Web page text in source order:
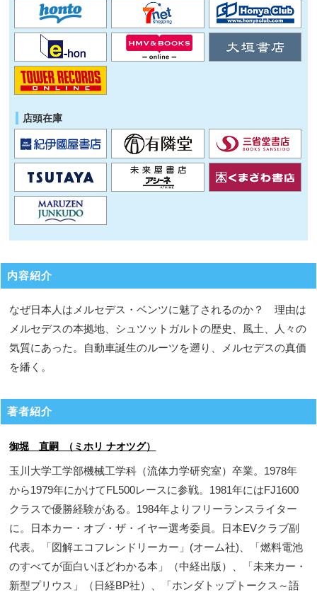
店頭在庫
内容紹介
なぜ日本人はメルセデス・ベンツに魅了されるのか？ 理由は
メルセデスの本拠地、シュツットガルトの歴史、風土、人々の
気質にあった。自動車誕生のルーツを遡り、メルセデスの真価
を繙く。
著者紹介
御堀 直嗣 （ミホリ ナオツグ）
玉川大学工学部機械工学科（流体力学研究室）卒業。1978年
から1979年にかけてFL500レースに参戦。1981年にはFJ1600
クラスで優勝経験がある。1984年よりフリーランスライター
に。日本カー・オブ・ザ・イヤー選考委員。日本EVクラブ副
代表。「図解エコフレンドリーカー」(オーム社)、「燃料電池
のすべてが面白いほどわかる本」（中経出版）、「未来カー・
新型プリウス」（日経BP社）、「ホンダトップトークス～語